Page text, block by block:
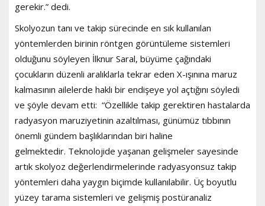
gerekir.” dedi.
Skolyozun tanı ve takip sürecinde en sık kullanılan
yöntemlerden birinin röntgen görüntüleme sistemleri
olduğunu söyleyen İlknur Saral, büyüme çağındaki
çocukların düzenli aralıklarla tekrar eden X-ışınına maruz
kalmasının ailelerde haklı bir endişeye yol açtığını söyledi
ve şöyle devam etti: “Özellikle takip gerektiren hastalarda
radyasyon maruziyetinin azaltılması, günümüz tıbbının
önemli gündem başlıklarından biri haline
gelmektedir. Teknolojide yaşanan gelişmeler sayesinde
artık skolyoz değerlendirmelerinde radyasyonsuz takip
yöntemleri daha yaygın biçimde kullanılabilir. Üç boyutlu
yüzey tarama sistemleri ve gelişmiş postüranaliz